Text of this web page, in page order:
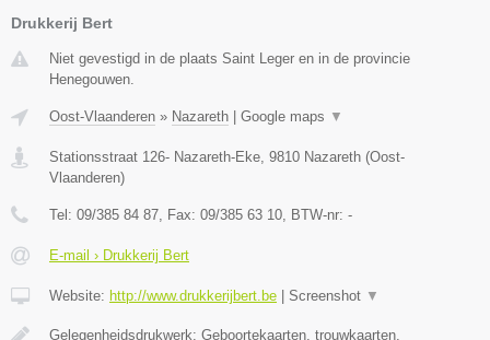
Drukkerij Bert
Niet gevestigd in de plaats Saint Leger en in de provincie
Henegouwen.
Oost-Vlaanderen » Nazareth | Google maps ▼
Stationsstraat 126- Nazareth-Eke 9810 Nazareth (Oost-
Vlaanderen)
Tel: 09/385 84 87 , Fax: 09/385 63 10 , BTW-nr: -
E-mail › Drukkerij Bert
Website: http://www.drukkerijbert.be | Screenshot ▼
Gelegenheidsdrukwerk: Geboortekaarten, trouwkaarten,